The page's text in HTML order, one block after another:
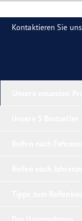
Kontaktieren Sie uns